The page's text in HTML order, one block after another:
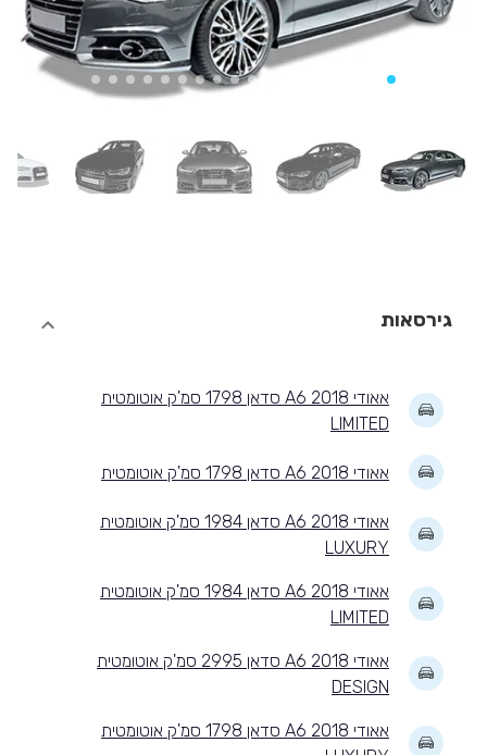
גירסאות
אאודי A6 2018 סדאן 1798 סמ'ק אוטומטית
LIMITED
אאודי A6 2018 סדאן 1798 סמ'ק אוטומטית
אאודי A6 2018 סדאן 1984 סמ'ק אוטומטית
LUXURY
אאודי A6 2018 סדאן 1984 סמ'ק אוטומטית
LIMITED
אאודי A6 2018 סדאן 2995 סמ'ק אוטומטית
DESIGN
אאודי A6 2018 סדאן 1798 סמ'ק אוטומטית